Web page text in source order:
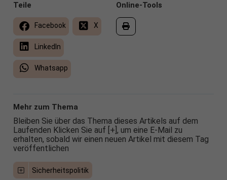
Online-Tools
Teile
Facebook X
LinkedIn
Whatsapp
Mehr zum Thema
Bleiben Sie über das Thema dieses Artikels auf dem
Laufenden Klicken Sie auf [+], um eine E-Mail zu
erhalten, sobald wir einen neuen Artikel mit diesem Tag
veröffentlichen
Sicherheitspolitik